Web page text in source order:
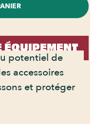
ÉQUIPEMENT
potentiel de
accessoires
et protéger